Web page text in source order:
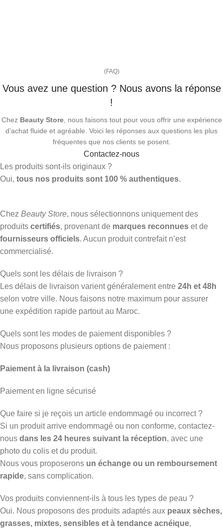
(FAQ)
Vous avez une question ? Nous avons la réponse
!
Chez Beauty Store, nous faisons tout pour vous offrir une expérience
d’achat fluide et agréable. Voici les réponses aux questions les plus
fréquentes que nos clients se posent.
Contactez-nous
Les produits sont-ils originaux ?
Oui, tous nos produits sont 100 % authentiques.
Chez Beauty Store, nous sélectionnons uniquement des
produits certifiés, provenant de marques reconnues et de
fournisseurs officiels. Aucun produit contrefait n’est
commercialisé.
Quels sont les délais de livraison ?
Les délais de livraison varient généralement entre 24h et 48h
selon votre ville. Nous faisons notre maximum pour assurer
une expédition rapide partout au Maroc.
Quels sont les modes de paiement disponibles ?
Nous proposons plusieurs options de paiement :
Paiement à la livraison (cash)
Paiement en ligne sécurisé
Que faire si je reçois un article endommagé ou incorrect ?
Si un produit arrive endommagé ou non conforme, contactez-
nous dans les 24 heures suivant la réception, avec une
photo du colis et du produit.
Nous vous proposerons un échange ou un remboursement
rapide, sans complication.
Vos produits conviennent-ils à tous les types de peau ?
Oui. Nous proposons des produits adaptés aux peaux sèches,
grasses, mixtes, sensibles et à tendance acnéique,